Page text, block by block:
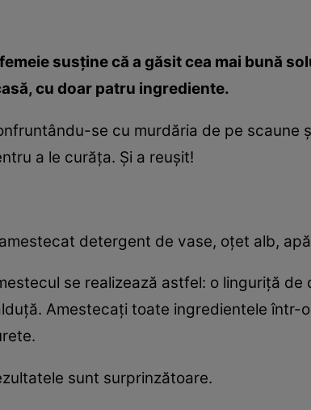
susţine că a găsit cea mai bună
cu doar patru ingrediente.
se cu murdăria de pe scaune
a le curăţa. Şi a reuşit!
detergent de vase, oţet alb,
se realizează astfel: o linguriţă
Amestecaţi toate ingredientele într-
sunt surprinzătoare.